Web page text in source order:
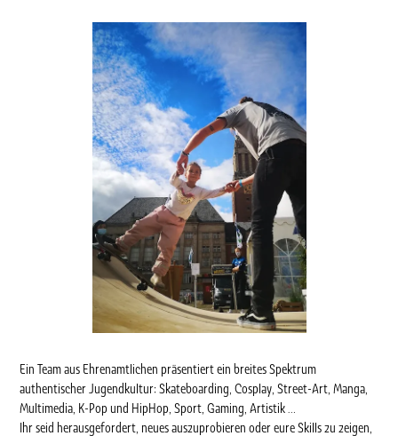
Ein Team aus Ehrenamtlichen präsentiert ein breites Spektrum
authentischer Jugendkultur: Skateboarding, Cosplay, Street-Art, Manga,
Multimedia, K-Pop und HipHop, Sport, Gaming, Artistik …
Ihr seid herausgefordert, neues auszuprobieren oder eure Skills zu zeigen,